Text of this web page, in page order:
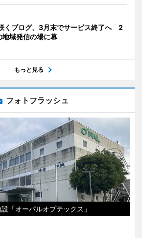
くブログ、3月末でサービス終了へ 2
地域発信の場に幕
もっと見る
フォトフラッシュ
「オーパルオプテックス」